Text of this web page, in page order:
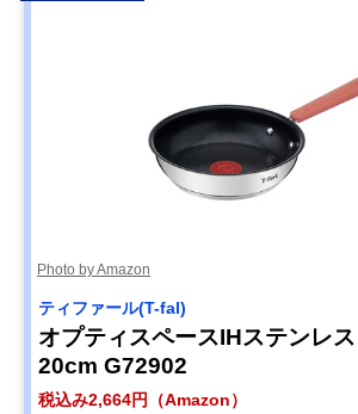
Photo by Amazon
ティファール(T-fal)
オプティスペースIHステンレ
20cm G72902
税込み2,664円（Amazon）